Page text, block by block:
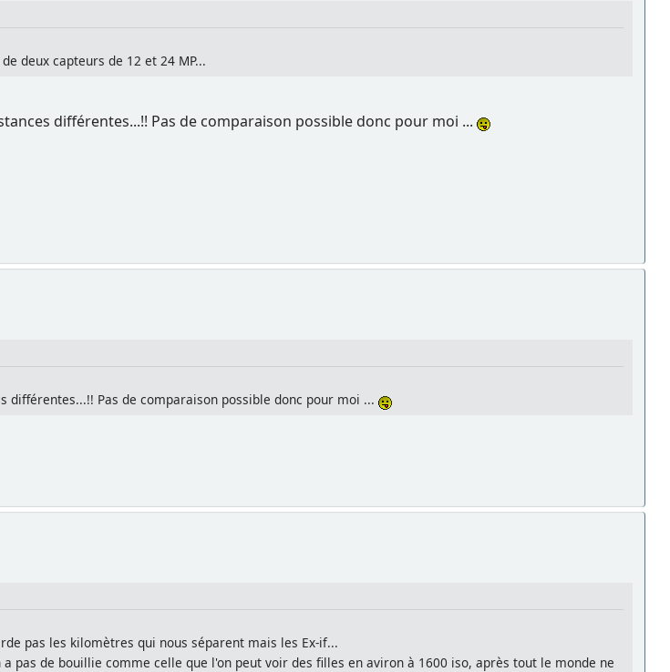
deux capteurs de 12 et 24 MP...
différentes...!! Pas de comparaison possible donc pour moi ...
Pas de comparaison possible donc pour moi ...
pas les kilomètres qui nous séparent mais les Ex-if...
pas de bouillie comme celle que l'on peut voir des filles en aviron à 1600 iso, après tout le monde ne